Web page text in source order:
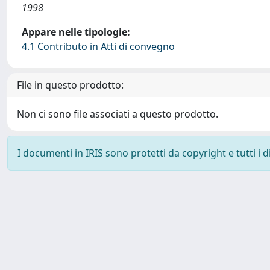
1998
Appare nelle tipologie:
4.1 Contributo in Atti di convegno
File in questo prodotto:
Non ci sono file associati a questo prodotto.
I documenti in IRIS sono protetti da copyright e tutti i